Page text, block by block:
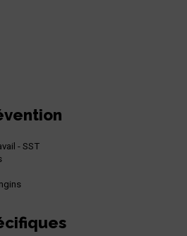
- SST